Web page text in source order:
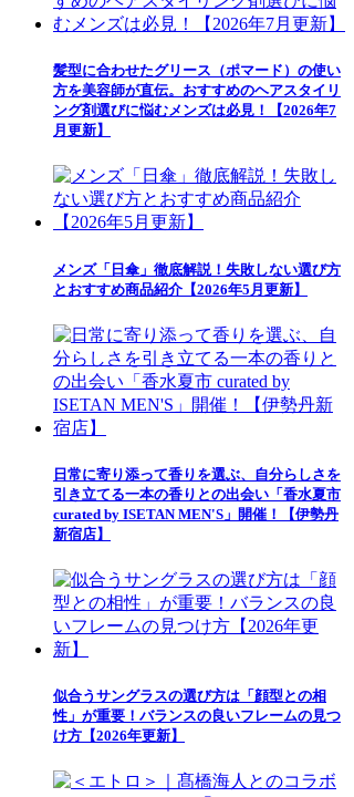
髪型に合わせたグリース（ポマード）の使い
方を美容師が直伝。おすすめのヘアスタイリ
ング剤選びに悩むメンズは必見！【2026年7
月更新】
メンズ「日傘」徹底解説！失敗しない選び方
とおすすめ商品紹介【2026年5月更新】
日常に寄り添って香りを選ぶ、自分らしさを
引き立てる一本の香りとの出会い「香水夏市
curated by ISETAN MEN'S」開催！【伊勢丹
新宿店】
似合うサングラスの選び方は「顔型との相
性」が重要！バランスの良いフレームの見つ
け方【2026年更新】